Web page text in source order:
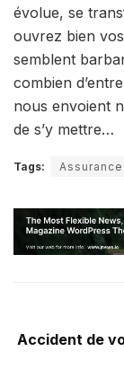
évolue, se
ouvrez bien
semblent
combien
nous envoient
de s’y mettre…
Tags:
Accident de